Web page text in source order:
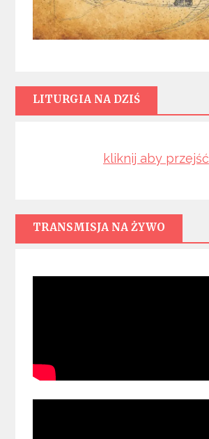
LITURGIA NA DZIŚ
kliknij aby przejść
TRANSMISJA NA ŻYWO